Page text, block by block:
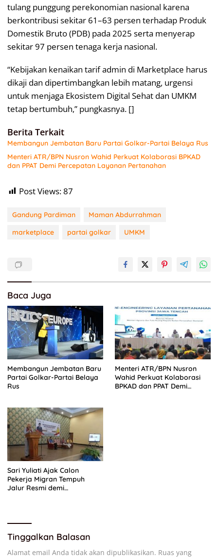
tulang punggung perekonomian nasional karena
berkontribusi sekitar 61–63 persen terhadap Produk
Domestik Bruto (PDB) pada 2025 serta menyerap
sekitar 97 persen tenaga kerja nasional.
“Kebijakan kenaikan tarif admin di Marketplace harus
dikaji dan dipertimbangkan lebih matang, urgensi
untuk menjaga Ekosistem Digital Sehat dan UMKM
tetap bertumbuh,” pungkasnya. []
Berita Terkait
Membangun Jembatan Baru Partai Golkar-Partai Belaya Rus
Menteri ATR/BPN Nusron Wahid Perkuat Kolaborasi BPKAD
dan PPAT Demi Percepatan Layanan Pertanahan
Post Views:87
Gandung Pardiman
Maman Abdurrahman
marketplace
partai golkar UMKM
Baca Juga
Membangun Jembatan Baru
Partai Golkar-Partai Belaya
Rus
Menteri ATR/BPN Nusron
Wahid Perkuat Kolaborasi
BPKAD dan PPAT Demi
Sari Yuliati Ajak Calon
Pekerja Migran Tempuh
Jalur Resmi demi
Tinggalkan Balasan
Alamat email Anda tidak akan dipublikasikan. Ruas yang